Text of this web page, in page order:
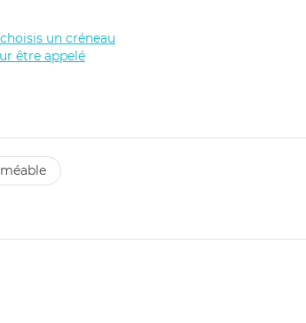
un créneau
être appelé